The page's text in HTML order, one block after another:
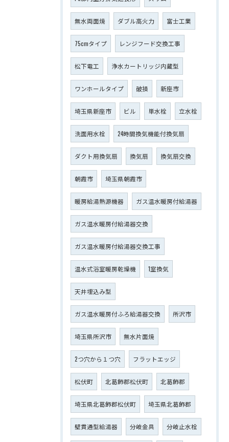
無水両面焼 ダブル高火力 富士工業
75cmタイプ レンジフード交換工事
松下電工 浄水カートリッジ内蔵型
ワンホールタイプ 破損 新座市
埼玉県新座市 ビル 単水栓 立水栓
洗面用水栓 24時間換気機能付換気扇
ダクト用換気扇 換気扇 換気扇交換
朝霞市 埼玉県朝霞市
暖房給湯熱源機器 ガス温水暖房付給湯器
ガス温水暖房付給湯器交換
ガス温水暖房付給湯器交換工事
温水式浴室暖房乾燥機 1室換気
天井埋込み型
ガス温水暖房付ふろ給湯器交換 所沢市
埼玉県所沢市 無水片面焼
2つ穴から１つ穴 フラットエッジ
松伏町 北葛飾郡松伏町 北葛飾郡
埼玉県北葛飾郡松伏町 埼玉県北葛飾郡
壁貫通型給湯器 分岐金具 分岐止水栓